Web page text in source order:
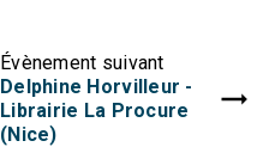
Évènement suivant
Delphine Horvilleur -
Librairie La Procure
(Nice)